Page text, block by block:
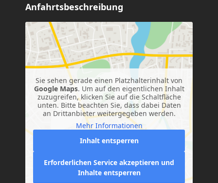
Anfahrtsbeschreibung
Sie sehen gerade einen Platzhalterinhalt von
Google Maps. Um auf den eigentlichen Inhalt
zuzugreifen, klicken Sie auf die Schaltfläche
unten. Bitte beachten Sie, dass dabei Daten
an Drittanbieter weitergegeben werden.
Mehr Informationen
Inhalt entsperren
Erforderlichen Service akzeptieren und
Inhalte entsperren